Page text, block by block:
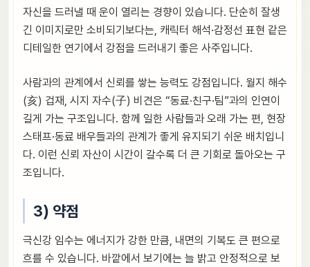
자신을 드러낼 때 운이 열리는 경향이 있습니다. 단순히 잘생
긴 이미지로만 소비되기보다는, 캐릭터 해석·감정선 표현 같은
디테일한 연기에서 강점을 드러내기 좋은 사주입니다.
사람과의 관계에서 신뢰를 쌓는 능력도 강점입니다. 월지 해수
(亥) 겁재, 시지 자수(子) 비견은 “동료·친구·팀”과의 인연이
길게 가는 구조입니다. 함께 일한 사람들과 오래 가는 편, 현장
스태프·동료 배우들과의 관계가 좋게 유지되기 쉬운 배치입니
다. 이런 신뢰 자산이 시간이 갈수록 더 큰 기회로 돌아오는 구
조입니다.
3) 약점
극신강 임수는 에너지가 강한 만큼, 내면의 기복도 큰 편으로
흐를 수 있습니다. 바깥에서 보기에는 늘 밝고 안정적으로 보